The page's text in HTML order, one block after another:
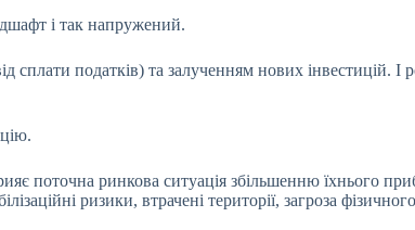
і так напружений.
податків) та залученням нових інвестицій. І
поточна ринкова ситуація збільшенню їхнього
ризики, втрачені території, загроза